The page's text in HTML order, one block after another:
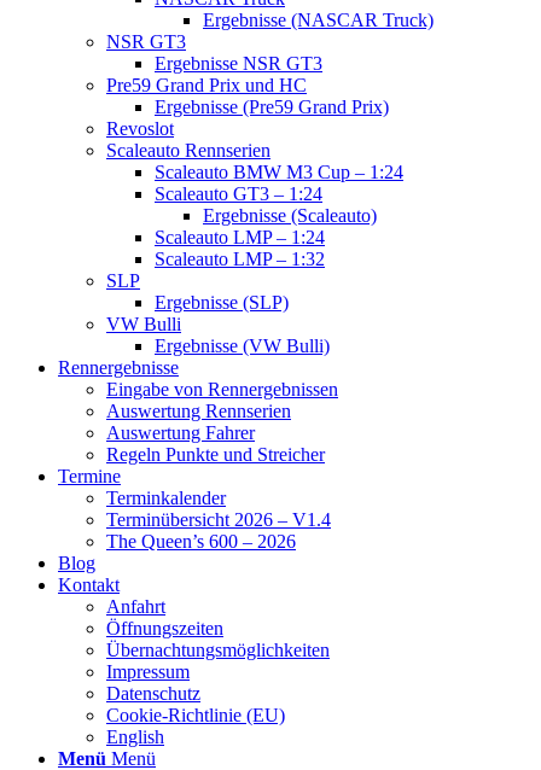
Ergebnisse (NASCAR Truck)
NSR GT3
Ergebnisse NSR GT3
Pre59 Grand Prix und HC
Ergebnisse (Pre59 Grand Prix)
Revoslot
Scaleauto Rennserien
Scaleauto BMW M3 Cup – 1:24
Scaleauto GT3 – 1:24
Ergebnisse (Scaleauto)
Scaleauto LMP – 1:24
Scaleauto LMP – 1:32
SLP
Ergebnisse (SLP)
VW Bulli
Ergebnisse (VW Bulli)
Rennergebnisse
Eingabe von Rennergebnissen
Auswertung Rennserien
Auswertung Fahrer
Regeln Punkte und Streicher
Termine
Terminkalender
Terminübersicht 2026 – V1.4
The Queen’s 600 – 2026
Blog
Kontakt
Anfahrt
Öffnungszeiten
Übernachtungsmöglichkeiten
Impressum
Datenschutz
Cookie-Richtlinie (EU)
English
Menü Menü